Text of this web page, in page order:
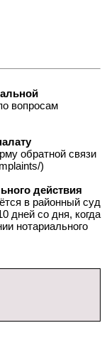
вопросам
обратной связи
)
действия
в районный суд
дней со дня, когда
нотариального